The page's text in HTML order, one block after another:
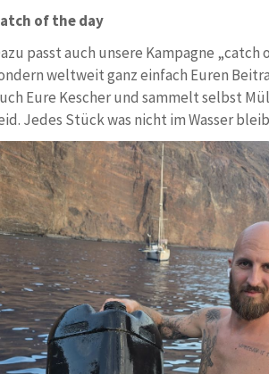
of the day
passt auch unsere Kampagne
weltweit ganz einfach Euren
Eure Kescher und sammelt selbst
Jedes Stück was nicht im Wasser